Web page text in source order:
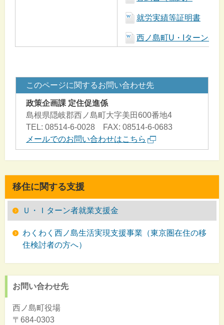
就労実績等証明書
西ノ島町U・Iターン者
このページに関するお問い合わせ先
政策企画課 定住促進係
島根県隠岐郡西ノ島町大字美田600番地4
TEL: 08514-6-0028 FAX: 08514-6-0683
メールでのお問い合わせはこちら
移住に関する支援
Ｕ・Ｉターン者就業支援金
わくわく西ノ島生活実現支援事業（東京圏在住の移
住検討者の方へ）
お問い合わせ先
西ノ島町役場
〒684-0303